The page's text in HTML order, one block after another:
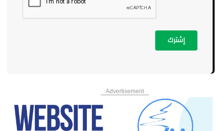
إشترك
Advertisement